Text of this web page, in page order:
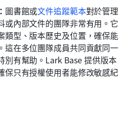
圖書館或文件追蹤範本對於管理
或內部文件的團隊非常有用。它
類型、版本歷史及位置，確保能
這在多位團隊成員共同貢獻同一
別有幫助。Lark Base 提供版本
保只有授權使用者能修改敏感紀